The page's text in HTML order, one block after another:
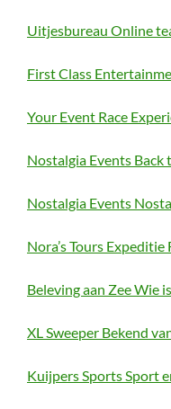
Uitjesbureau Online
First Class
Your Event Race
Nostalgia Events
Nostalgia Events
Nora’s Tours
Beleving aan Zee Wie
XL Sweeper Bekend
Kuijpers Sports Sport